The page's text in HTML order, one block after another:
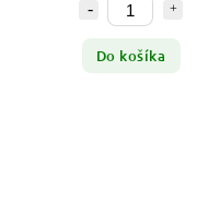
Do košíka